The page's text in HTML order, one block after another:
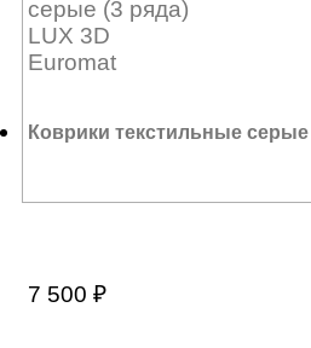
Коврики текстильные
7 500 ₽